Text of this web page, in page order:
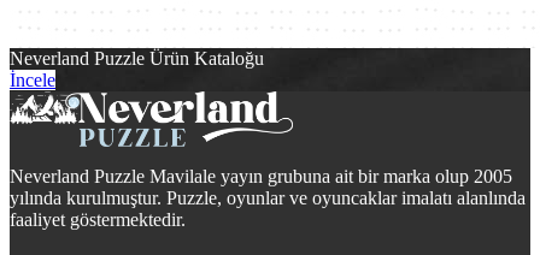
Neverland Puzzle Ürün Kataloğu
İncele
Neverland Puzzle Mavilale yayın grubuna ait bir marka olup 2005
yılında kurulmuştur. Puzzle, oyunlar ve oyuncaklar imalatı alanlında
faaliyet göstermektedir.